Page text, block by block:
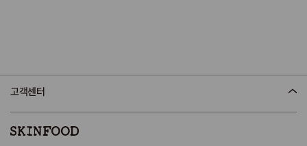
고객센터